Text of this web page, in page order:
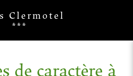
Clermotel
***
de caractère à